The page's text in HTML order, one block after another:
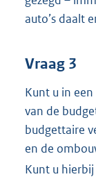
auto’s daalt
Vraag 3
Kunt u in
van de
budgettaire
en de
Kunt u